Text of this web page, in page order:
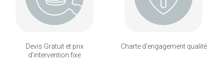
Devis Gratuit et prix
d'intervention fixe
Charte d'engagement qualité